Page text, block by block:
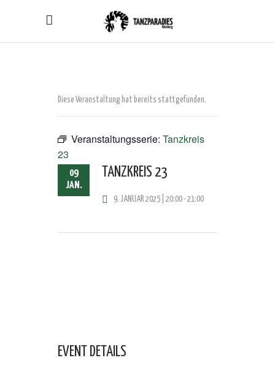
Diese Veranstaltung hat bereits stattgefunden.
Veranstaltungsserie: Tanzkreis
23
09
JAN.
TANZKREIS 23
9. JANUAR 2025 | 20:00-21:00
EVENT DETAILS